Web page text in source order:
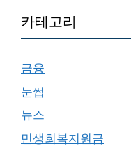
카테고리
금융
눈썹
뉴스
민생회복지원금